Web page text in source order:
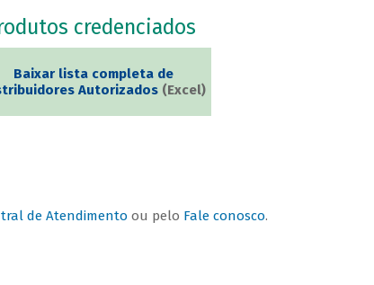
credenciados
Baixar lista completa de
Autorizados(Excel)
de Atendimento ou pelo Fale conosco.